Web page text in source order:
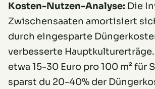
Kosten-Nutzen-Analyse: Die
Zwischensaaten amortisiert
durch eingesparte
verbesserte
etwa 15-30 Euro pro 100 m² für
sparst du 20-40% der